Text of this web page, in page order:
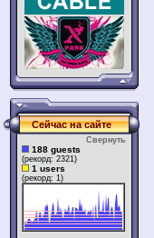
Сейчас на сайте
Свернуть
188 guests
(рекорд: 2321)
1 users
(рекорд: 1)